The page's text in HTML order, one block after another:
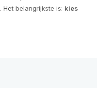
belangrijkste is: kies